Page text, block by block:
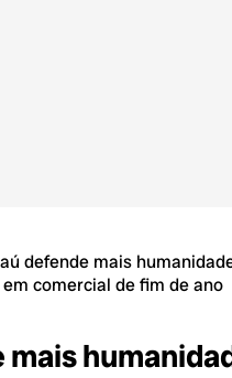
defende mais
comercial de fim de ano